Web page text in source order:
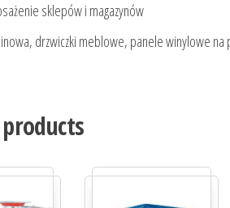
sklepów i magazynów
drzwiczki meblowe, panele winylowe na